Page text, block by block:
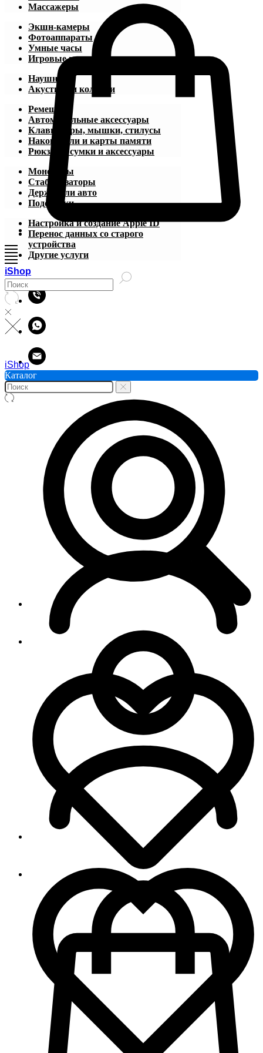
iShop
Массажеры
Экшн-камеры
Фотоаппараты
Умные часы
Игровые приставки
Наушники
Акустика и колонки
Ремешки
Автомобильные аксессуары
Клавиатуры, мышки, стилусы
Накопители и карты памяти
Рюкзаки, сумки и аксессуары
Моноподы
Стабилизаторы
Держатели авто
Подставки
Настройка и создание Apple ID
Перенос данных со старого
устройства
Другие услуги
iShop
Каталог